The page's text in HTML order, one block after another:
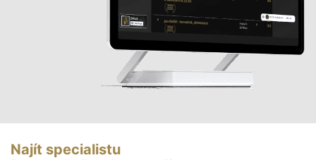
Najít specialistu